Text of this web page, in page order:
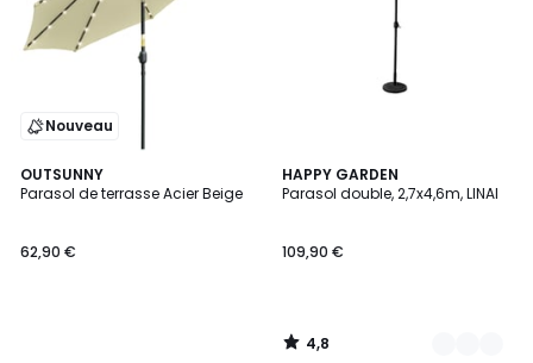
Nouveau
OUTSUNNY
Parasol de terrasse Acier Beige
62,90 €
HAPPY GARDEN
Parasol double, 2,7x4,6m, LINAI
109,90 €
4,8
/ 5
3
Couleurs
4,8
/